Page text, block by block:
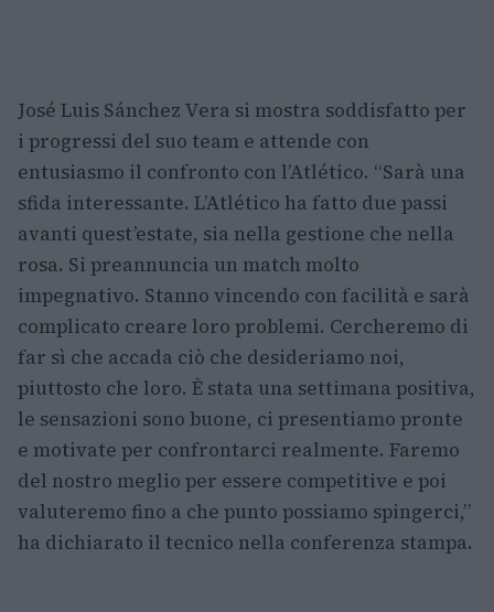
José Luis Sánchez Vera si mostra soddisfatto per
i progressi del suo team e attende con
entusiasmo il confronto con l’Atlético. “Sarà una
sfida interessante. L’Atlético ha fatto due passi
avanti quest’estate, sia nella gestione che nella
rosa. Si preannuncia un match molto
impegnativo. Stanno vincendo con facilità e sarà
complicato creare loro problemi. Cercheremo di
far sì che accada ciò che desideriamo noi,
piuttosto che loro. È stata una settimana positiva,
le sensazioni sono buone, ci presentiamo pronte
e motivate per confrontarci realmente. Faremo
del nostro meglio per essere competitive e poi
valuteremo fino a che punto possiamo spingerci,”
ha dichiarato il tecnico nella conferenza stampa.